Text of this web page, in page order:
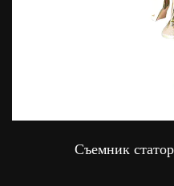
Съемник